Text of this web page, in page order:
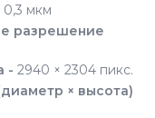
0,3 мкм
разрешение
- 2940 × 2304 пикс.
× высота)